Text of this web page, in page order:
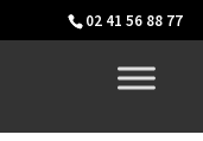
02 41 56 88 77